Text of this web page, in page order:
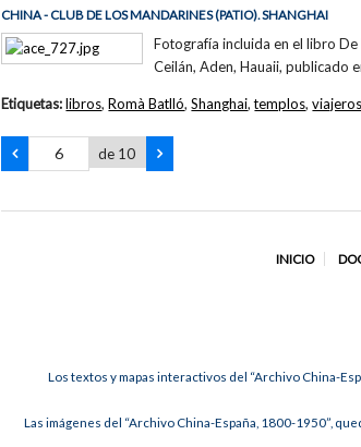
CHINA - CLUB DE LOS MANDARINES (PATIO). SHANGHAI
Fotografía incluida en el libro
Ceilán, Aden, Hauaii, publicado
Etiquetas:libros,Romà Batlló,Shanghai,templos,viajeros
de 10
INICIO
Los textos y mapas interactivos del “Archivo China-
Las imágenes del “Archivo China-España, 1800-1950”,